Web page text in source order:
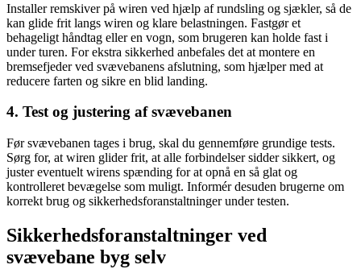
Installer remskiver på wiren ved hjælp af rundsling og sjækler, så de
kan glide frit langs wiren og klare belastningen. Fastgør et
behageligt håndtag eller en vogn, som brugeren kan holde fast i
under turen. For ekstra sikkerhed anbefales det at montere en
bremsefjeder ved svævebanens afslutning, som hjælper med at
reducere farten og sikre en blid landing.
4. Test og justering af svævebanen
Før svævebanen tages i brug, skal du gennemføre grundige tests.
Sørg for, at wiren glider frit, at alle forbindelser sidder sikkert, og
juster eventuelt wirens spænding for at opnå en så glat og
kontrolleret bevægelse som muligt. Informér desuden brugerne om
korrekt brug og sikkerhedsforanstaltninger under testen.
Sikkerhedsforanstaltninger ved
svævebane byg selv